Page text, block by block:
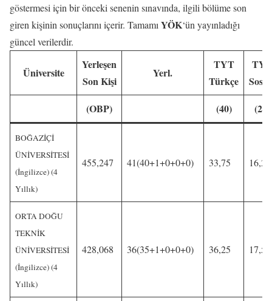
göstermesi için bir önceki senenin sınavında, ilgili bölüme son
giren kişinin sonuçlarını içerir. Tamamı YÖK‘ün yayınladığı
güncel verilerdir.
Üniversite
Yerleşen
Son Kişi
Yerl.
TYT
Türkçe
TYT
(OBP)
(40) (20)
BOĞAZİÇİ
ÜNİVERSİTESİ
(İngilizce) (4
Yıllık)
455,247 41(40+1+0+0+0) 33,75 16,25
ORTA DOĞU
TEKNİK
ÜNİVERSİTESİ
(İngilizce) (4
Yıllık)
428,068 36(35+1+0+0+0) 36,25 17,50